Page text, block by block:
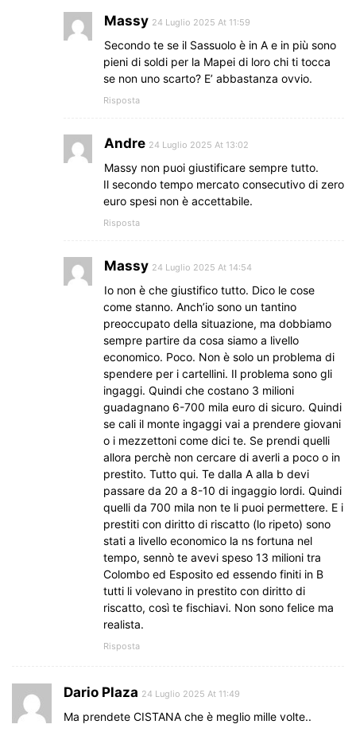
Massy 24 Luglio 2025 At 11:59
Secondo te se il Sassuolo è in A e in più sono
pieni di soldi per la Mapei di loro chi ti tocca
se non uno scarto? E’ abbastanza ovvio.
Risposta
Andre 24 Luglio 2025 At 13:02
Massy non puoi giustificare sempre tutto.
Il secondo tempo mercato consecutivo di zero
euro spesi non è accettabile.
Risposta
Massy 24 Luglio 2025 At 14:54
Io non è che giustifico tutto. Dico le cose
come stanno. Anch’io sono un tantino
preoccupato della situazione, ma dobbiamo
sempre partire da cosa siamo a livello
economico. Poco. Non è solo un problema di
spendere per i cartellini. Il problema sono gli
ingaggi. Quindi che costano 3 milioni
guadagnano 6-700 mila euro di sicuro. Quindi
se cali il monte ingaggi vai a prendere giovani
o i mezzettoni come dici te. Se prendi quelli
allora perchè non cercare di averli a poco o in
prestito. Tutto qui. Te dalla A alla b devi
passare da 20 a 8-10 di ingaggio lordi. Quindi
quelli da 700 mila non te li puoi permettere. E i
prestiti con diritto di riscatto (lo ripeto) sono
stati a livello economico la ns fortuna nel
tempo, sennò te avevi speso 13 milioni tra
Colombo ed Esposito ed essendo finiti in B
tutti li volevano in prestito con diritto di
riscatto, così te fischiavi. Non sono felice ma
realista.
Risposta
Dario Plaza 24 Luglio 2025 At 11:49
Ma prendete CISTANA che è meglio mille volte..